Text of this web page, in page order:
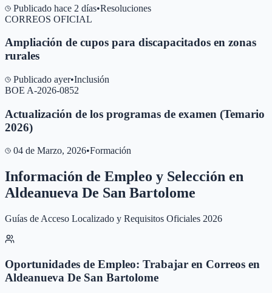
Publicado hace 2 días•Resoluciones
CORREOS OFICIAL
Ampliación de cupos para discapacitados en zonas
rurales
Publicado ayer•Inclusión
BOE A-2026-0852
Actualización de los programas de examen (Temario
2026)
04 de Marzo, 2026•Formación
Información de Empleo y Selección en
Aldeanueva De San Bartolome
Guías de Acceso Localizado y Requisitos Oficiales 2026
Oportunidades de Empleo: Trabajar en Correos en
Aldeanueva De San Bartolome